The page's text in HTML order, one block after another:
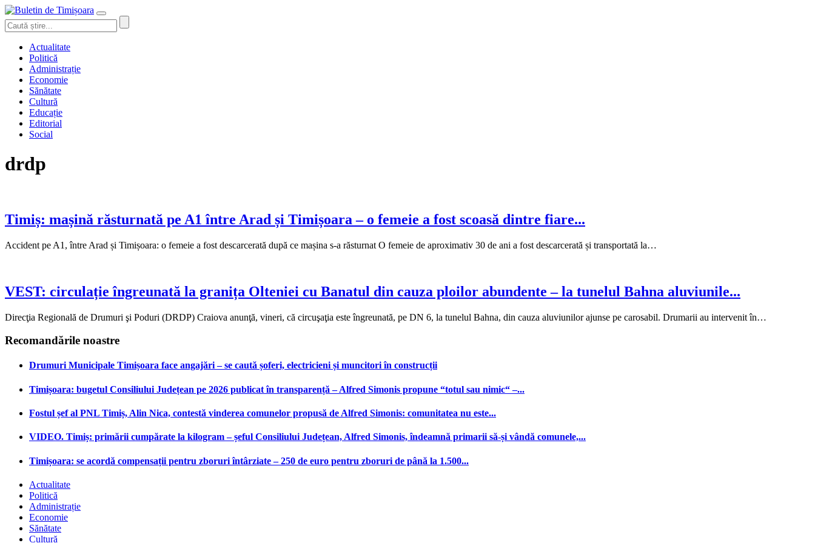
Actualitate
Politică
Administrație
Economie
Sănătate
Cultură
Educație
Editorial
Social
drdp
Timiș: mașină răsturnată pe A1 între Arad și Timișoara – o femeie a fost scoasă dintre fiare...
Accident pe A1, între Arad și Timișoara: o femeie a fost descarcerată după ce mașina s-a răsturnat O femeie de aproximativ 30 de ani a fost descarcerată și transportată la…
VEST: circulație îngreunată la granița Olteniei cu Banatul din cauza ploilor abundente – la tunelul Bahna aluviunile...
Direcţia Regională de Drumuri şi Poduri (DRDP) Craiova anunţă, vineri, că circuşaţia este îngreunată, pe DN 6, la tunelul Bahna, din cauza aluviunilor ajunse pe carosabil. Drumarii au intervenit în…
Recomandările noastre
Drumuri Municipale Timișoara face angajări – se caută șoferi, electricieni și muncitori în construcții
Timișoara: bugetul Consiliului Județean pe 2026 publicat în transparență – Alfred Simonis propune “totul sau nimic“ –...
Fostul șef al PNL Timiș, Alin Nica, contestă vinderea comunelor propusă de Alfred Simonis: comunitatea nu este...
VIDEO. Timiș: primării cumpărate la kilogram – șeful Consiliului Județean, Alfred Simonis, îndeamnă primarii să-și vândă comunele,...
Timișoara: se acordă compensații pentru zboruri întârziate – 250 de euro pentru zboruri de până la 1.500...
Actualitate
Politică
Administrație
Economie
Sănătate
Cultură